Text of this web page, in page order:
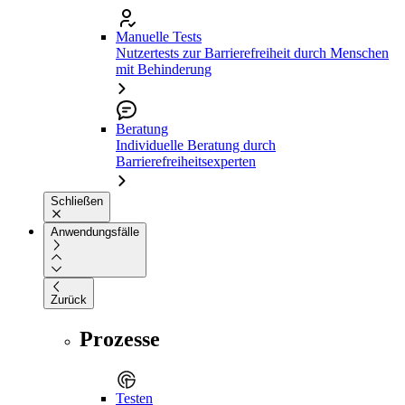
Manuelle Tests
Nutzertests zur Barrierefreiheit durch Menschen
mit Behinderung
Beratung
Individuelle Beratung durch
Barrierefreiheitsexperten
Schließen
Anwendungsfälle
Zurück
Prozesse
Testen